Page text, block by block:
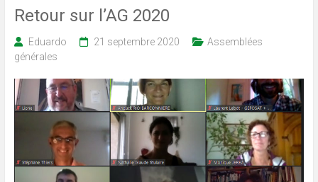
Retour sur l’AG 2020
Eduardo 21 septembre 2020
Assemblées
générales